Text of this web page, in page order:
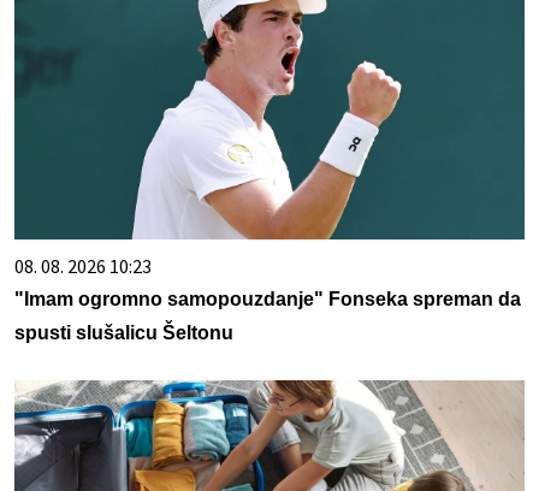
08. 08. 2026 10:23
"Imam ogromno samopouzdanje" Fonseka spreman da
spusti slušalicu Šeltonu